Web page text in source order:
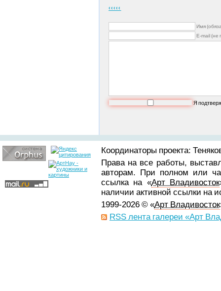
‹‹‹‹‹
Имя
E-mail (не
Я
Координаторы проекта:
Права на все работы,
авторам. При полном или
ссылка на «Арт Владивосток
наличии активной ссылки на
1999-2026 © «Арт Владивосток
RSS лента галереи «Арт